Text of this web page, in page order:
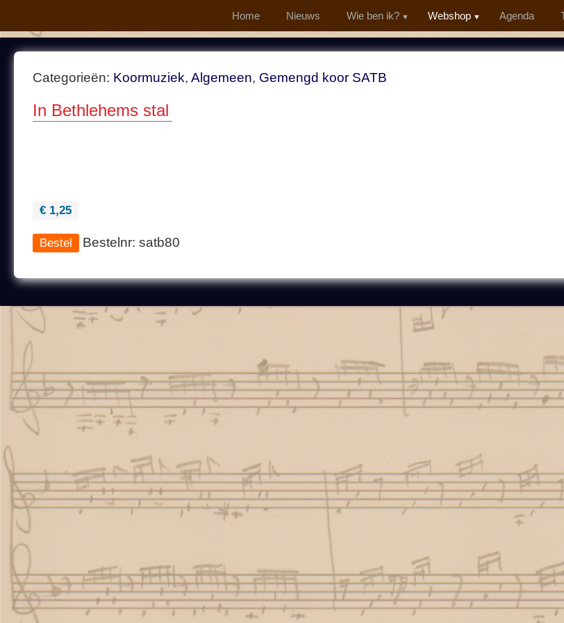
Home Nieuws Wie ben ik? Webshop Agenda
Categorieën: Koormuziek, Algemeen, Gemengd koor SATB
In Bethlehems stal
€ 1,25
Bestelnr: satb80